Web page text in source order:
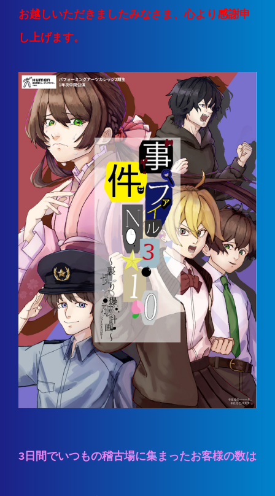
お越しいただきましたみなさま、心より感謝申
し上げます。
3日間でいつもの稽古場に集まったお客様の数は